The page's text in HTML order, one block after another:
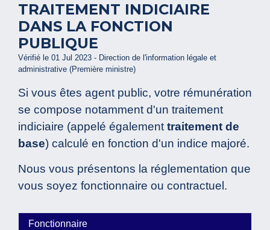
TRAITEMENT INDICIAIRE
DANS LA FONCTION
PUBLIQUE
Vérifié le 01 Jul 2023 - Direction de l'information légale et
administrative (Première ministre)
Si vous êtes agent public, votre rémunération
se compose notamment d'un traitement
indiciaire (appelé égalementtraitement de
base) calculé en fonction d'un indice majoré.
Nous vous présentons la réglementation que
vous soyez fonctionnaire ou contractuel.
Fonctionnaire